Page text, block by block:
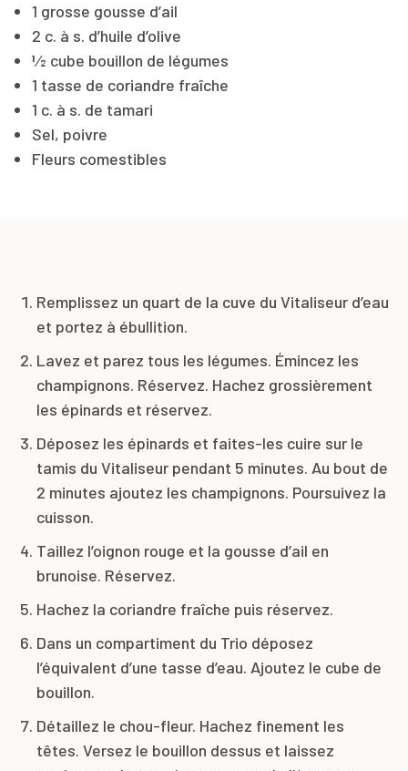
1 grosse gousse d’ail
2 c. à s. d’huile d’olive
1⁄2 cube bouillon de légumes
1 tasse de coriandre fraîche
1 c. à s. de tamari
Sel, poivre
Fleurs comestibles
Remplissez un quart de la cuve du Vitaliseur d’eau
et portez à ébullition.
Lavez et parez tous les légumes. Émincez les
champignons. Réservez. Hachez grossièrement
les épinards et réservez.
Déposez les épinards et faites-les cuire sur le
tamis du Vitaliseur pendant 5 minutes. Au bout de
2 minutes ajoutez les champignons. Poursuivez la
cuisson.
Taillez l’oignon rouge et la gousse d’ail en
brunoise. Réservez.
Hachez la coriandre fraîche puis réservez.
Dans un compartiment du Trio déposez
l’équivalent d’une tasse d’eau. Ajoutez le cube de
bouillon.
Détaillez le chou-fleur. Hachez finement les
têtes. Versez le bouillon dessus et laissez